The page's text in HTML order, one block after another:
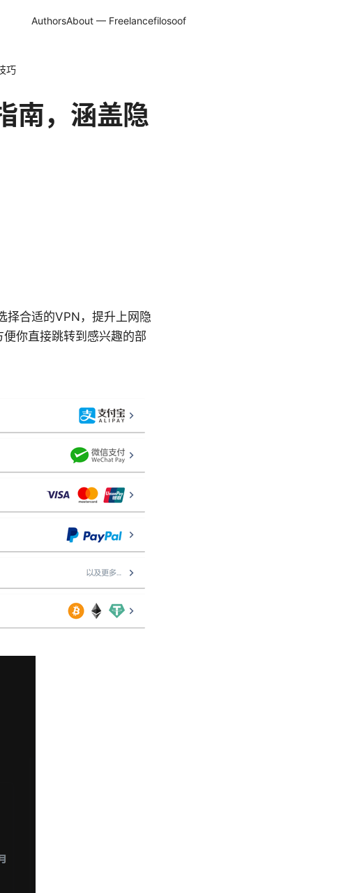
AuthorsAbout — Freelancefilosoof
巧
南，涵盖隐
择合适的VPN，提升上网隐
你直接跳转到感兴趣的部